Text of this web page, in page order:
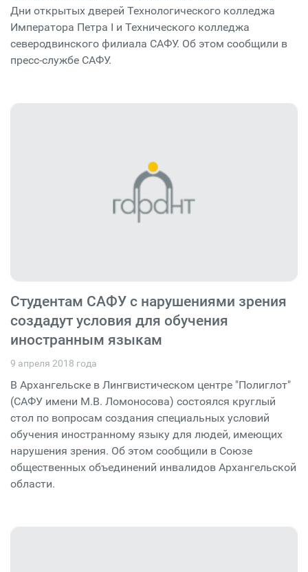
Дни открытых дверей Технологического колледжа
Императора Петра I и Технического колледжа
северодвинского филиала САФУ. Об этом сообщили в
пресс-службе САФУ.
Студентам САФУ с нарушениями зрения
создадут условия для обучения
иностранным языкам
9 апреля 2018 года
В Архангельске в Лингвистическом центре "Полиглот"
(САФУ имени М.В. Ломоносова) состоялся круглый
стол по вопросам создания специальных условий
обучения иностранному языку для людей, имеющих
нарушения зрения. Об этом сообщили в Союзе
общественных объединений инвалидов Архангельской
области.